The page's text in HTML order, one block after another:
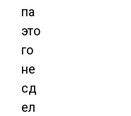
па
это
го
не
сд
ел